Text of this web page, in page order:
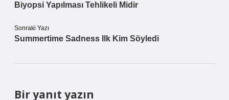
Biyopsi Yapılması Tehlikeli Midir
Sonraki Yazı
Summertime Sadness Ilk Kim Söyledi
Bir yanıt yazın